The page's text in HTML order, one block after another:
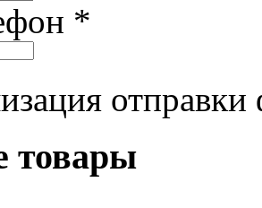
*
товары